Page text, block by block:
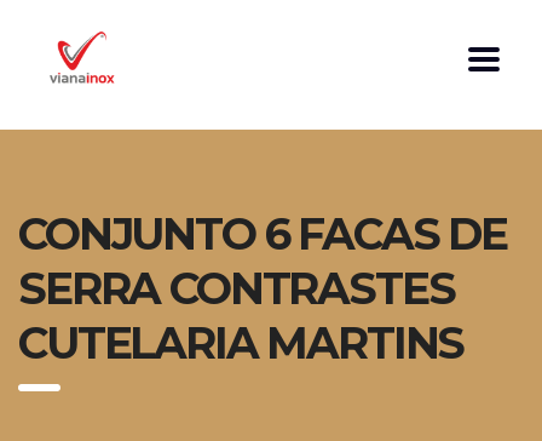
CONJUNTO 6 FACAS DE
SERRA CONTRASTES
CUTELARIA MARTINS